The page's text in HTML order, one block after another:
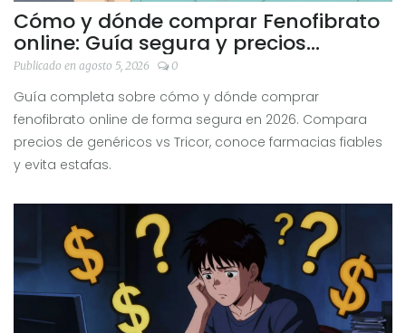
Cómo y dónde comprar Fenofibrato
online: Guía segura y precios
actualizados
Publicado en agosto 5, 2026 0
Guía completa sobre cómo y dónde comprar
fenofibrato online de forma segura en 2026. Compara
precios de genéricos vs Tricor, conoce farmacias fiables
y evita estafas.